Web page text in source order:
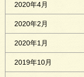
2020年4月
2020年2月
2020年1月
2019年10月